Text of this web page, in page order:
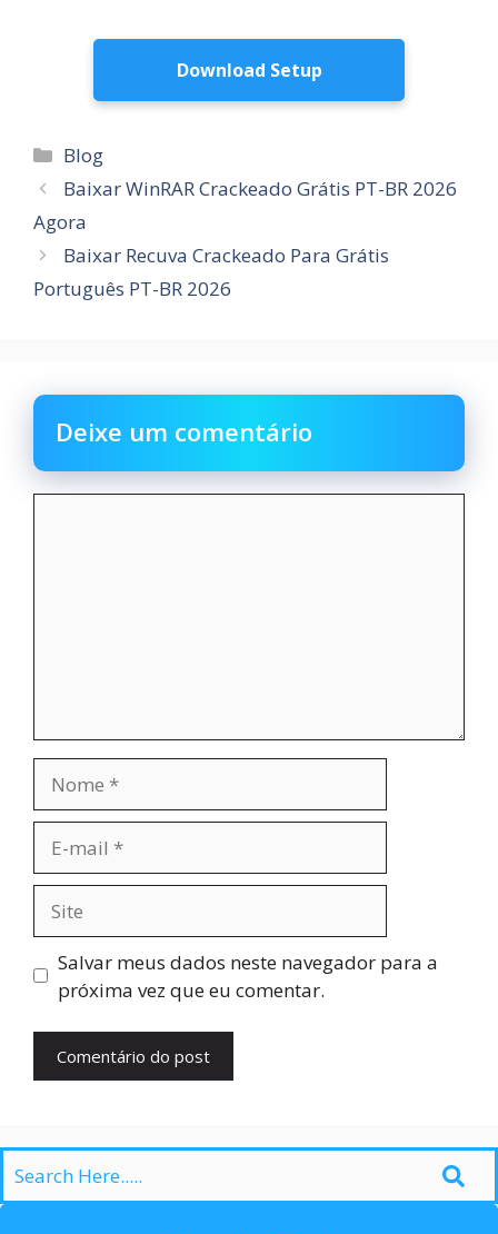
Download Setup
Categorias
Blog
Baixar WinRAR Crackeado Grátis PT-BR 2026
Agora
Baixar Recuva Crackeado Para Grátis
Português PT-BR 2026
Deixe um comentário
mail
Salvar meus dados neste navegador para a
próxima vez que eu comentar.